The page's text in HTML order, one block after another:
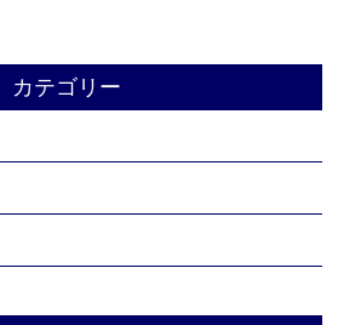
クセス
問い合わせ
カテゴリー